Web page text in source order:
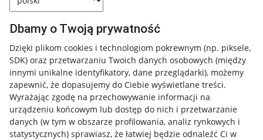
Dbamy o Twoją prywatność
Dzięki plikom cookies i technologiom pokrewnym (np. piksele,
SDK) oraz przetwarzaniu Twoich danych osobowych (między
innymi unikalne identyfikatory, dane przeglądarki), możemy
zapewnić, że dopasujemy do Ciebie wyświetlane treści.
Wyrażając zgodę na przechowywanie informacji na
urządzeniu końcowym lub dostęp do nich i przetwarzanie
danych (w tym w obszarze profilowania, analiz rynkowych i
statystycznych) sprawiasz, że łatwiej będzie odnaleźć Ci w